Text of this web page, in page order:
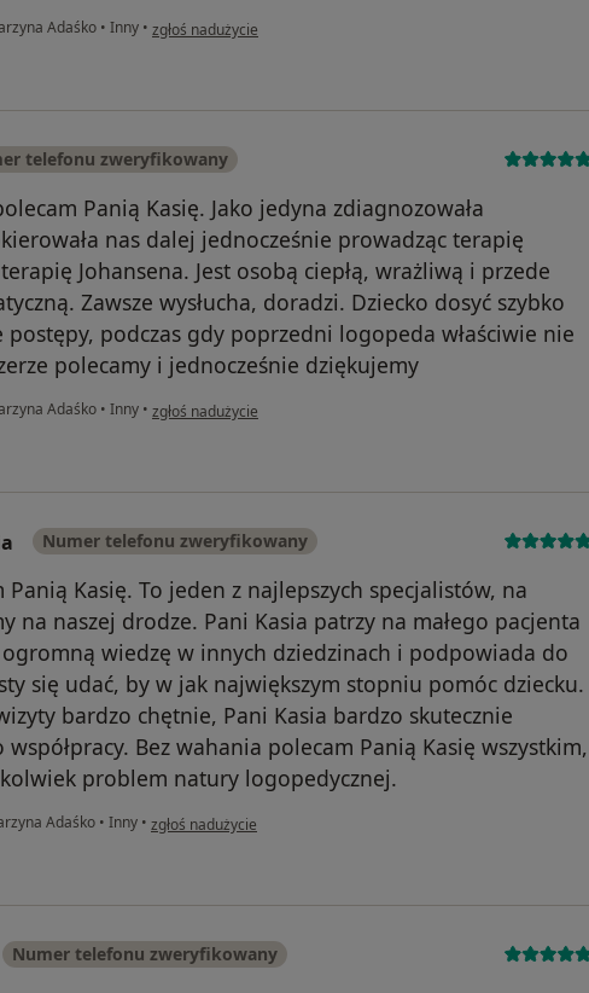
Adaśko • Inny • w opinii użytkownika Monika - mama Blanki
zgłoś nadużycie
telefonu zweryfikowany
Panią Kasię. Jako jedyna zdiagnozowała
nas dalej jednocześnie prowadząc terapię
Johansena. Jest osobą ciepłą, wrażliwą i przede
Zawsze wysłucha, doradzi. Dziecko dosyć szybko
postępy, podczas gdy poprzedni logopeda właściwie nie
polecamy i jednocześnie dziękujemy
Adaśko • Inny • w opinii użytkownika Mama
zgłoś nadużycie
Numer telefonu zweryfikowany
Panią Kasię. To jeden z najlepszych specjalistów, na
na naszej drodze. Pani Kasia patrzy na małego pacjenta
ogromną wiedzę w innych dziedzinach i podpowiada do
się udać, by w jak największym stopniu pomóc dziecku.
bardzo chętnie, Pani Kasia bardzo skutecznie
współpracy. Bez wahania polecam Panią Kasię wszystkim,
problem natury logopedycznej.
Adaśko • Inny • w opinii użytkownika Mama Antosia
zgłoś nadużycie
Numer telefonu zweryfikowany